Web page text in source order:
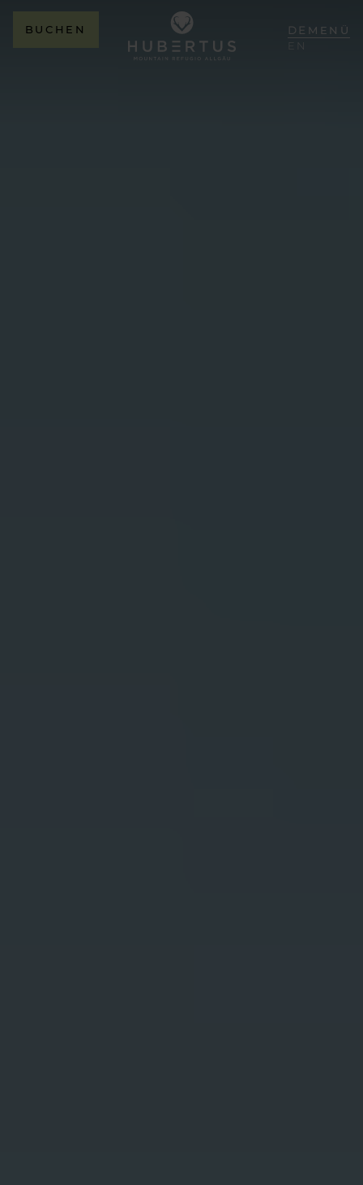
BUCHEN
DE
EN
MENÜ